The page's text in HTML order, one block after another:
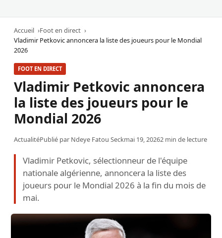
Accueil
Foot en direct
Vladimir Petkovic annoncera la liste des joueurs pour le Mondial
2026
FOOT EN DIRECT
Vladimir Petkovic annoncera
la liste des joueurs pour le
Mondial 2026
ActualitéPublié par Ndeye Fatou Seckmai 19, 20262 min de lecture
Vladimir Petkovic, sélectionneur de l'équipe
nationale algérienne, annoncera la liste des
joueurs pour le Mondial 2026 à la fin du mois de
mai.